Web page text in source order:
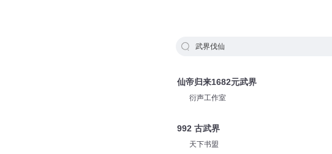
武界伐仙
仙帝归来1682元武界
衍声工作室
992 古武界
天下书盟